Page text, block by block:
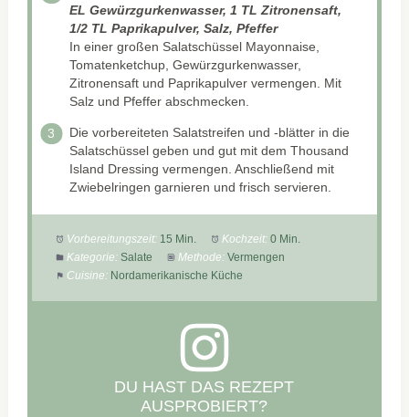
EL Gewürzgurkenwasser, 1 TL Zitronensaft,
1/2 TL Paprikapulver, Salz, Pfeffer
In einer großen Salatschüssel Mayonnaise,
Tomatenketchup, Gewürzgurkenwasser,
Zitronensaft und Paprikapulver vermengen. Mit
Salz und Pfeffer abschmecken.
Die vorbereiteten Salatstreifen und -blätter in die
Salatschüssel geben und gut mit dem Thousand
Island Dressing vermengen. Anschließend mit
Zwiebelringen garnieren und frisch servieren.
Vorbereitungszeit: 15 Min. Kochzeit: 0 Min.
Kategorie: Salate Methode: Vermengen
Cuisine: Nordamerikanische Küche
DU HAST DAS REZEPT
AUSPROBIERT?